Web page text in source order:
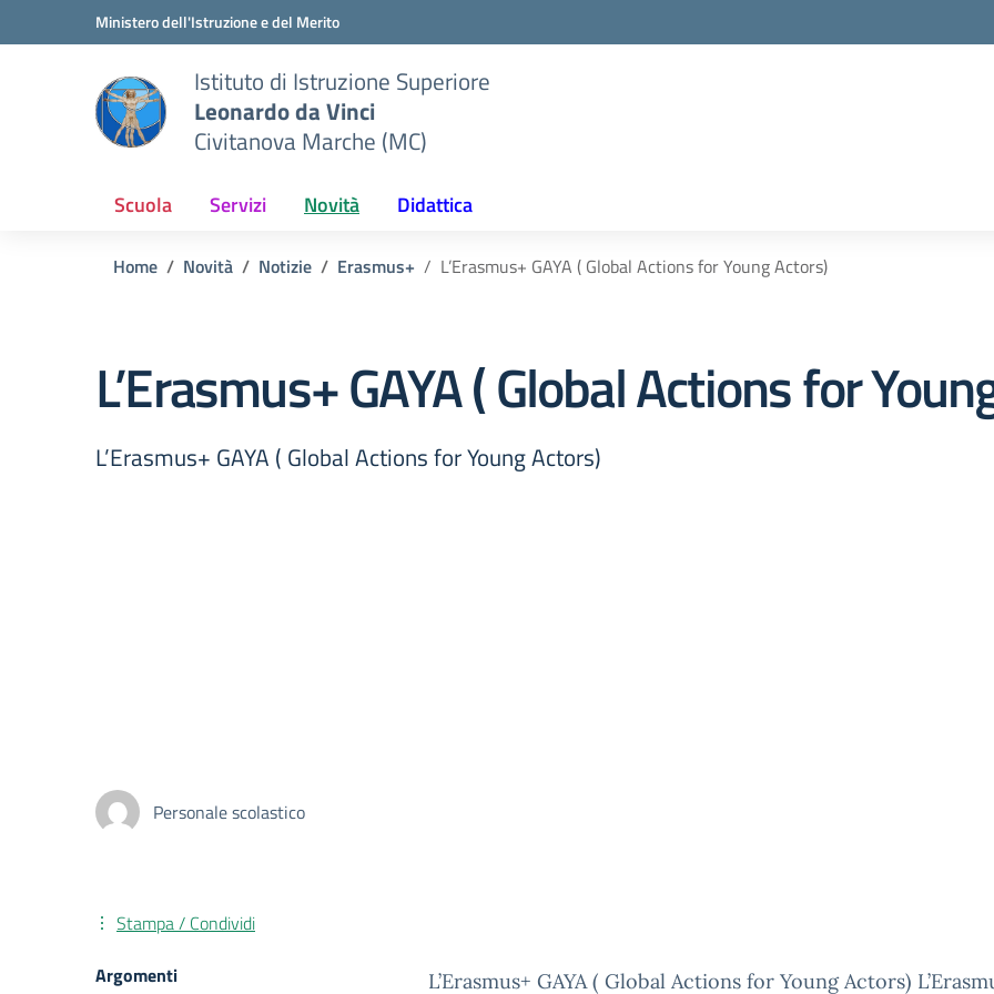
Vai ai contenuti
Vai al menu di navigazioneMinistero dell'Istruzione e del Merito
Istituto di Istruzione Superiore
Leonardo da Vinci
Civitanova Marche (MC)
Scuola Servizi Novità Didattica
Home Novità Notizie Erasmus+ L’Erasmus+ GAYA ( Global Actions for Young Actors)
L’Erasmus+ GAYA ( Global Actions for
L’Erasmus+ GAYA ( Global Actions for Young Actors)
Personale scolastico
L’Erasmus+ GAYA ( Global Actions for Young Actors)
Stampa / Condividi
Argomenti